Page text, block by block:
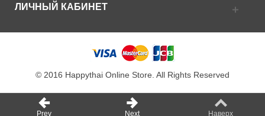
ЛИЧНЫЙ КАБИНЕТ
© 2016 Happythai Online Store. All Rights Reserved
Prev Next Наверх